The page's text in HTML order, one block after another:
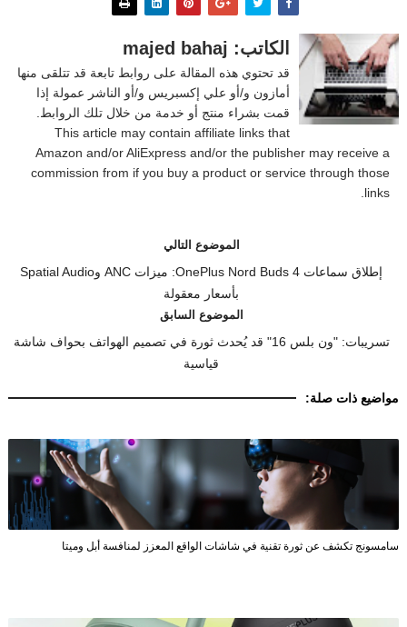
الكاتب: majed bahaj
قد تحتوي هذه المقالة على روابط تابعة قد تتلقى منها
أمازون و/أو علي إكسبريس و/أو الناشر عمولة إذا
قمت بشراء منتج أو خدمة من خلال تلك الروابط.
This article may contain affiliate links that
Amazon and/or AliExpress and/or the publisher may receive a
commission from if you buy a product or service through those
links.
الموضوع التالي
إطلاق سماعات OnePlus Nord Buds 4: ميزات ANC وSpatial Audio
بأسعار معقولة
الموضوع السابق
تسريبات: "ون بلس 16" قد يُحدث ثورة في تصميم الهواتف بحواف شاشة
قياسية
مواضيع ذات صلة:
سامسونج تكشف عن ثورة تقنية في شاشات الواقع المعزز لمنافسة أبل وميتا